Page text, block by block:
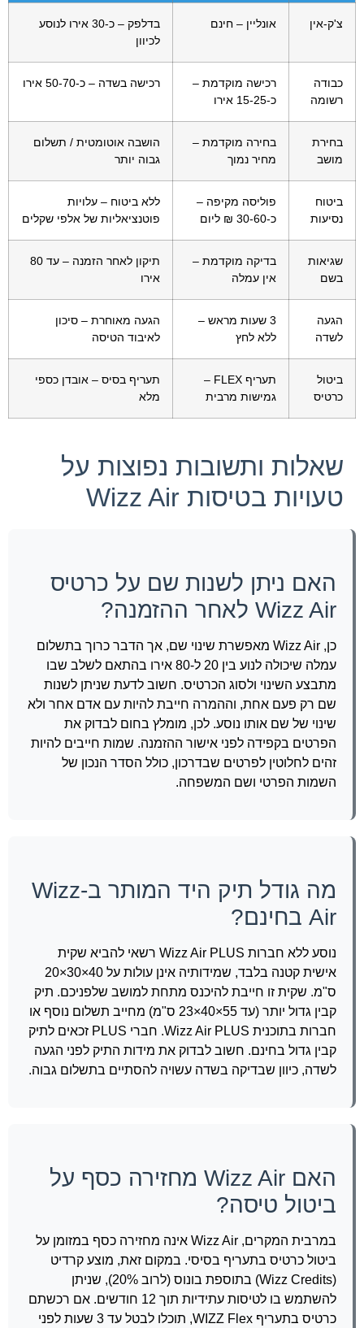
צ'ק-אין אונליין – חינם
בדלפק – כ-30 אירו לנוסע
לכיוון
כבודה
רשומה
רכישה מוקדמת –
כ-15-25 אירו
רכישה בשדה – כ-50-70 אירו
בחירת
מושב
בחירה מוקדמת –
מחיר נמוך
הושבה אוטומטית / תשלום
גבוה יותר
ביטוח
נסיעות
פוליסה מקיפה –
כ-30-60 ₪ ליום
ללא ביטוח – עלויות
פוטנציאליות של אלפי שקלים
שגיאות
בשם
בדיקה מוקדמת –
אין עמלה
תיקון לאחר הזמנה – עד 80
אירו
הגעה
לשדה
3 שעות מראש –
ללא לחץ
הגעה מאוחרת – סיכון
לאיבוד הטיסה
ביטול
כרטיס
תעריף FLEX –
גמישות מרבית
תעריף בסיס – אובדן כספי
מלא
שאלות ותשובות נפוצות על
טעויות בטיסות Wizz Air
האם ניתן לשנות שם על כרטיס
Wizz Air לאחר ההזמנה?
כן, Wizz Air מאפשרת שינוי שם, אך הדבר כרוך בתשלום
עמלה שיכולה לנוע בין 20 ל-80 אירו בהתאם לשלב שבו
מתבצע השינוי ולסוג הכרטיס. חשוב לדעת שניתן לשנות
שם רק פעם אחת, וההמרה חייבת להיות עם אדם אחר ולא
שינוי של שם אותו נוסע. לכן, מומלץ בחום לבדוק את
הפרטים בקפידה לפני אישור ההזמנה. שמות חייבים להיות
זהים לחלוטין לפרטים שבדרכון, כולל הסדר הנכון של
השמות הפרטי ושם המשפחה.
מה גודל תיק היד המותר ב-Wizz
Air בחינם?
נוסע ללא חברות Wizz Air PLUS רשאי להביא שקית
אישית קטנה בלבד, שמידותיה אינן עולות על 40×30×20
ס"מ. שקית זו חייבת להיכנס מתחת למושב שלפניכם. תיק
קבין גדול יותר (עד 55×40×23 ס"מ) מחייב תשלום נוסף או
חברות בתוכנית Wizz Air PLUS. חברי PLUS זכאים לתיק
קבין גדול בחינם. חשוב לבדוק את מידות התיק לפני הגעה
לשדה, כיוון שבדיקה בשדה עשויה להסתיים בתשלום גבוה.
האם Wizz Air מחזירה כסף על
ביטול טיסה?
במרבית המקרים, Wizz Air אינה מחזירה כסף במזומן על
ביטול כרטיס בתעריף בסיסי. במקום זאת, מוצע קרדיט
(Wizz Credits) בתוספת בונוס (לרוב 20%), שניתן
להשתמש בו לטיסות עתידיות תוך 12 חודשים. אם רכשתם
כרטיס בתעריף WIZZ Flex, תוכלו לבטל עד 3 שעות לפני